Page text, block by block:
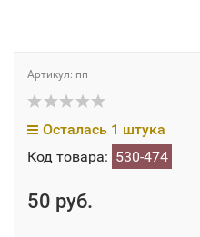
Артикул: пп
Осталась 1 штука
Код товара: 530-474
50 руб.